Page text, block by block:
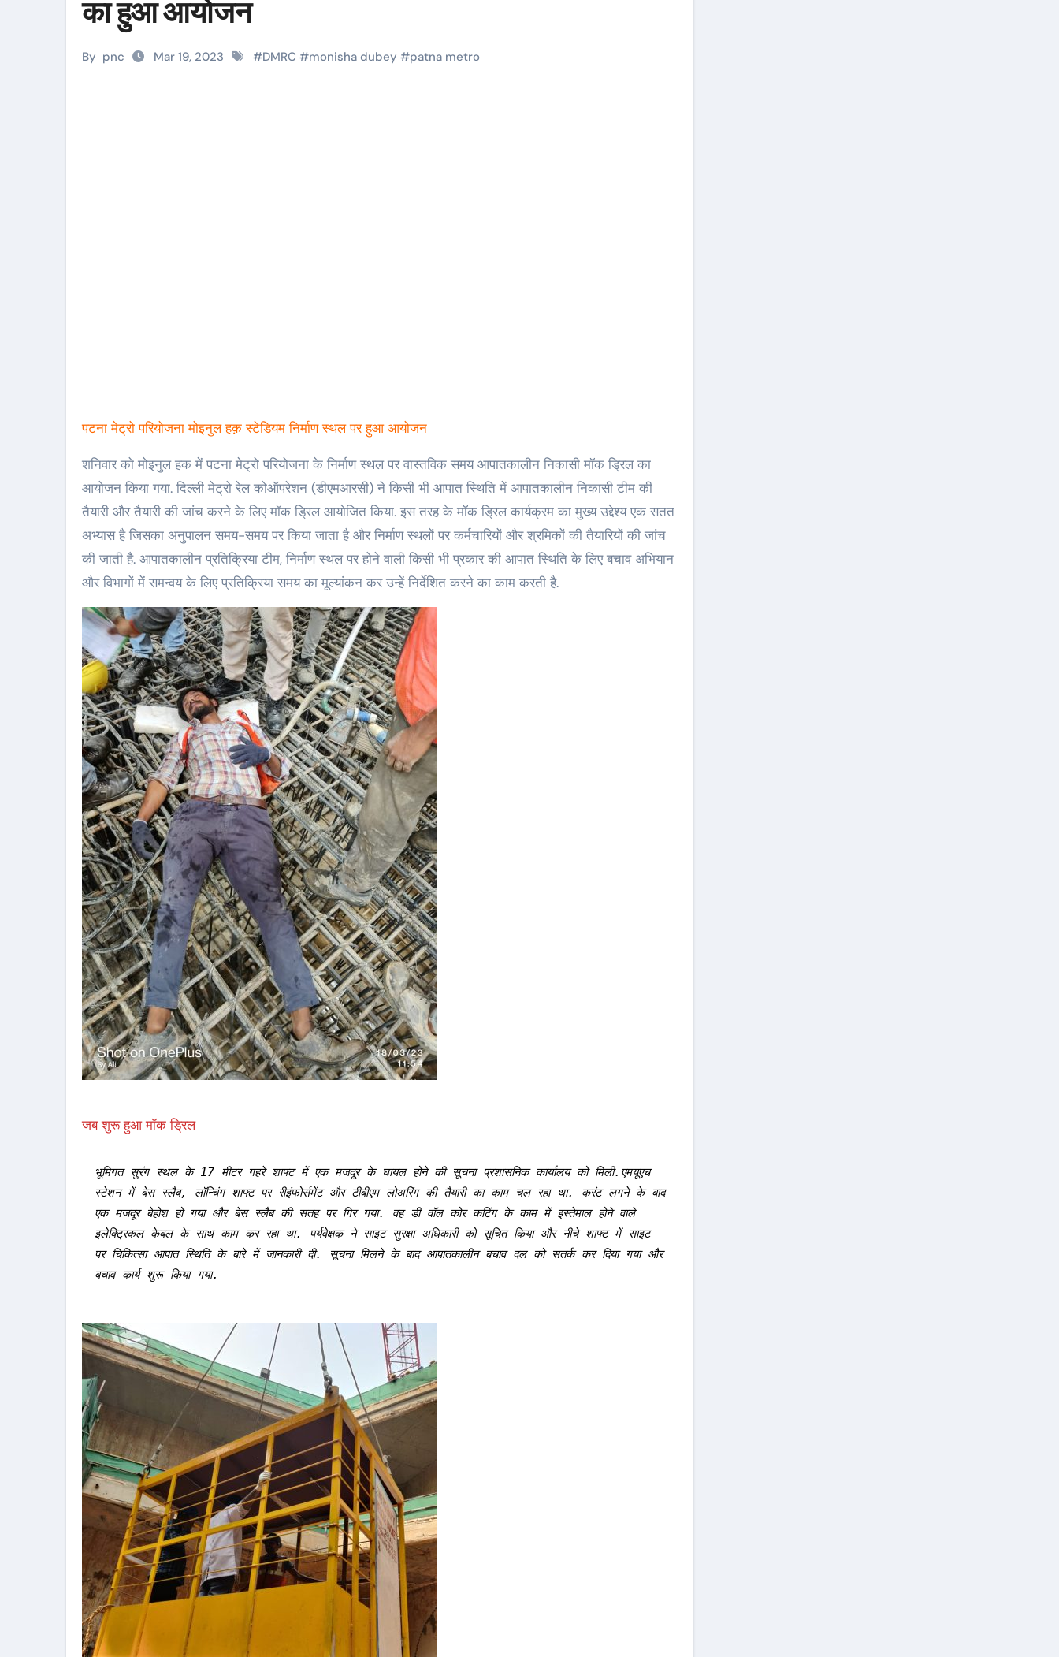
का हुआ आयोजन
By pnc Mar 19, 2023 #DMRC #monisha dubey #patna metro
पटना मेट्रो परियोजना मोइनुल हक़ स्टेडियम निर्माण स्थल पर हुआ आयोजन
शनिवार को मोइनुल हक में पटना मेट्रो परियोजना के निर्माण स्थल पर वास्तविक समय आपातकालीन निकासी मॉक ड्रिल का
आयोजन किया गया. दिल्ली मेट्रो रेल कोऑपरेशन (डीएमआरसी) ने किसी भी आपात स्थिति में आपातकालीन निकासी टीम की
तैयारी और तैयारी की जांच करने के लिए मॉक ड्रिल आयोजित किया. इस तरह के मॉक ड्रिल कार्यक्रम का मुख्य उद्देश्य एक सतत
अभ्यास है जिसका अनुपालन समय-समय पर किया जाता है और निर्माण स्थलों पर कर्मचारियों और श्रमिकों की तैयारियों की जांच
की जाती है. आपातकालीन प्रतिक्रिया टीम, निर्माण स्थल पर होने वाली किसी भी प्रकार की आपात स्थिति के लिए बचाव अभियान
और विभागों में समन्वय के लिए प्रतिक्रिया समय का मूल्यांकन कर उन्हें निर्देशित करने का काम करती है.
जब शुरू हुआ मॉक ड्रिल
भूमिगत सुरंग स्थल के 17 मीटर गहरे शाफ्ट में एक मजदूर के घायल होने की सूचना प्रशासनिक कार्यालय को मिली.एमयूएच
स्टेशन में बेस स्लैब, लॉन्चिंग शाफ्ट पर रीइंफोर्समेंट और टीबीएम लोअरिंग की तैयारी का काम चल रहा था. करंट लगने के बाद
एक मजदूर बेहोश हो गया और बेस स्लैब की सतह पर गिर गया. वह डी वॉल कोर कटिंग के काम में इस्तेमाल होने वाले
इलेक्ट्रिकल केबल के साथ काम कर रहा था. पर्यवेक्षक ने साइट सुरक्षा अधिकारी को सूचित किया और नीचे शाफ्ट में साइट
पर चिकित्सा आपात स्थिति के बारे में जानकारी दी. सूचना मिलने के बाद आपातकालीन बचाव दल को सतर्क कर दिया गया और
बचाव कार्य शुरू किया गया.